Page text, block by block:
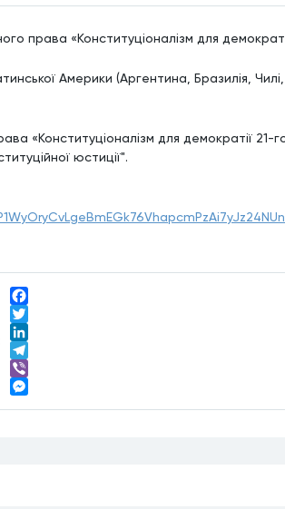
права «Конституціоналізм для
Америки (Аргентина, Бразилія,
«Конституціоналізм для демократії 21-
юстиції".
Facebook
Twitter
LinkedIn
Telegram
Viber